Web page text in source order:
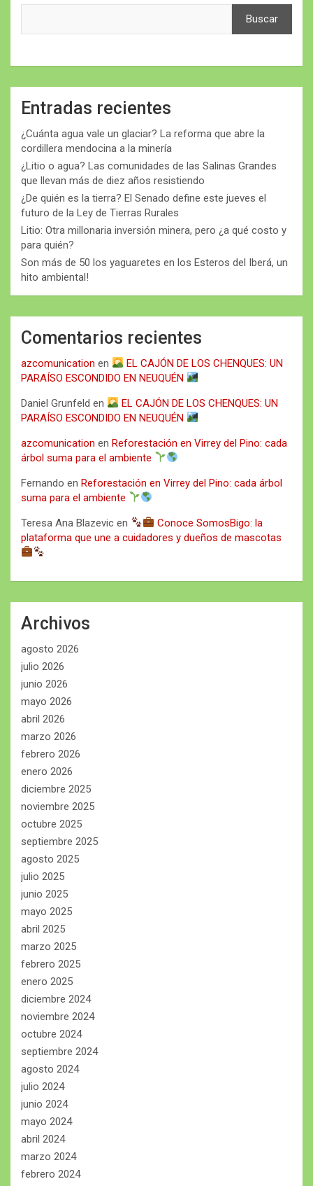
Buscar
Entradas recientes
¿Cuánta agua vale un glaciar? La reforma que abre la
cordillera mendocina a la minería
¿Litio o agua? Las comunidades de las Salinas Grandes
que llevan más de diez años resistiendo
¿De quién es la tierra? El Senado define este jueves el
futuro de la Ley de Tierras Rurales
Litio: Otra millonaria inversión minera, pero ¿a qué costo y
para quién?
Son más de 50 los yaguaretes en los Esteros del Iberá, un
hito ambiental!
Comentarios recientes
azcomunication en
EL CAJÓN DE LOS CHENQUES: UN
PARAÍSO ESCONDIDO EN NEUQUÉN
Daniel Grunfeld en
EL CAJÓN DE LOS CHENQUES: UN
PARAÍSO ESCONDIDO EN NEUQUÉN
azcomunication en Reforestación en Virrey del Pino: cada
árbol suma para el ambiente
Fernando en Reforestación en Virrey del Pino: cada árbol
suma para el ambiente
Teresa Ana Blazevic en
Conoce SomosBigo: la
plataforma que une a cuidadores y dueños de mascotas
Archivos
agosto 2026
julio 2026
junio 2026
mayo 2026
abril 2026
marzo 2026
febrero 2026
enero 2026
diciembre 2025
noviembre 2025
octubre 2025
septiembre 2025
agosto 2025
julio 2025
junio 2025
mayo 2025
abril 2025
marzo 2025
febrero 2025
enero 2025
diciembre 2024
noviembre 2024
octubre 2024
septiembre 2024
agosto 2024
julio 2024
junio 2024
mayo 2024
abril 2024
marzo 2024
febrero 2024